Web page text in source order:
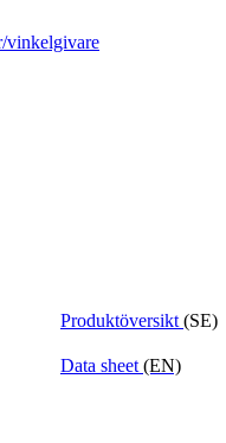
vinkelgivare
Produktöversikt (SE)
Data sheet (EN)